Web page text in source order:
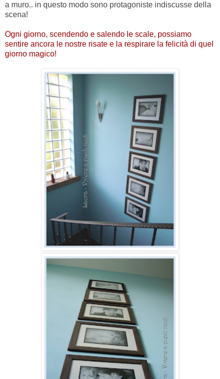
a muro.. in questo modo sono protagoniste indiscusse della
scena!
Ogni giorno, scendendo e salendo le scale, possiamo
sentire ancora le nostre risate e la respirare la felicità di quel
giorno magico!